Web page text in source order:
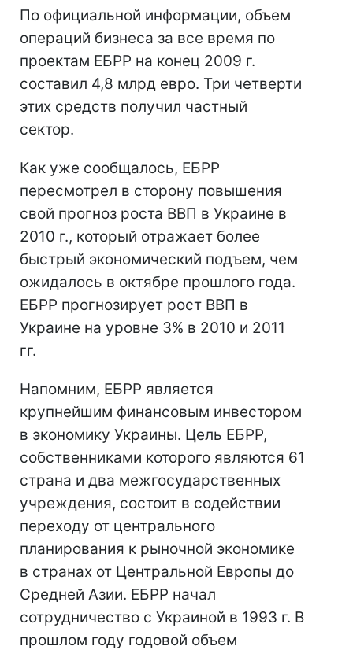
По официальной информации, объем
операций бизнеса за все время по
проектам ЕБРР на конец 2009 г.
составил 4,8 млрд евро. Три четверти
этих средств получил частный
сектор.
Как уже сообщалось, ЕБРР
пересмотрел в сторону повышения
свой прогноз роста ВВП в Украине в
2010 г., который отражает более
быстрый экономический подъем, чем
ожидалось в октябре прошлого года.
ЕБРР прогнозирует рост ВВП в
Украине на уровне 3% в 2010 и 2011
гг.
Напомним, ЕБРР является
крупнейшим финансовым инвестором
в экономику Украины. Цель ЕБРР,
собственниками которого являются 61
страна и два межгосударственных
учреждения, состоит в содействии
переходу от центрального
планирования к рыночной экономике
в странах от Центральной Европы до
Средней Азии. ЕБРР начал
сотрудничество с Украиной в 1993 г. В
прошлом году годовой объем